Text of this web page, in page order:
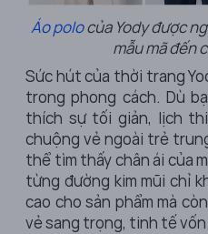
Áo polocủa Yody được
mẫu mã đến
Sức hút của thời trang
trong phong cách. Dù
thích sự tối giản, lịch
chuộng vẻ ngoài trẻ
thể tìm thấy chân ái của
từng đường kim mũi chỉ
cao cho sản phẩm mà
vẻ sang trọng, tinh tế vốn